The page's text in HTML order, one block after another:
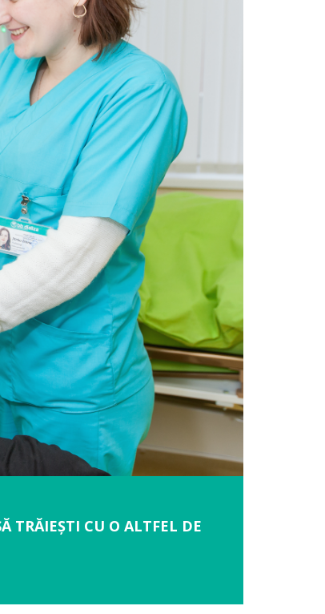
TRĂIEȘTI CU O ALTFEL DE